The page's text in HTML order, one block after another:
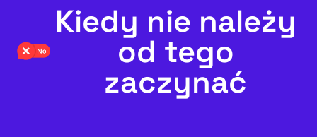
Kiedy nie należy
od tego
zaczynać